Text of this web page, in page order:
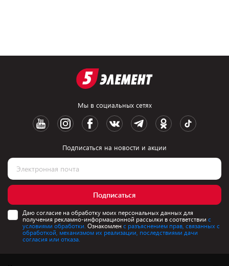
Мы в социальных сетях
Подписаться на новости и акции
Подписаться
Даю согласие на обработку моих персональных данных для
получения рекламно-информационной рассылки в соответствии с
условиями обработки. Ознакомлен с разъяснением прав, связанных с
обработкой, механизмом их реализации, последствиями дачи
согласия или отказа.